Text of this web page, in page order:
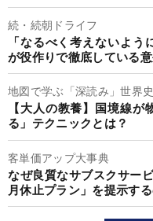
続・続朝ドライフ
「なるべく考えないよ
が役作りで徹底している
地図で学ぶ「深読み」世界史
【大人の教養】国境線
る」テクニックとは？
客単価アップ大事典
なぜ良質なサブスクサー
月休止プラン」を提示す